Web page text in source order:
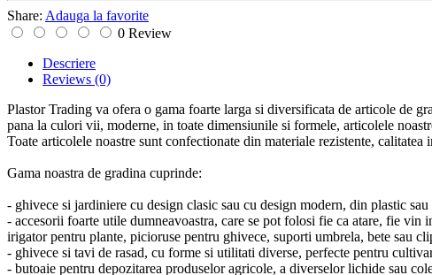
Share: Adauga la favorite
0 Review
Descriere
Reviews (0)
Plastor Trading va ofera o gama foarte larga si diversificata de articole de
pana la culori vii, moderne, in toate dimensiunile si formele, articolele
Toate articolele noastre sunt confectionate din materiale rezistente,
Gama noastra de gradina cuprinde:
- ghivece si jardiniere cu design clasic sau cu design modern, din plastic
- accesorii foarte utile dumneavoastra, care se pot folosi fie ca atare, fie
irigator pentru plante, picioruse pentru ghivece, suporti umbrela, bete sau
- ghivece si tavi de rasad, cu forme si utilitati diverse, perfecte pentru
- butoaie pentru depozitarea produselor agricole, a diverselor lichide sau